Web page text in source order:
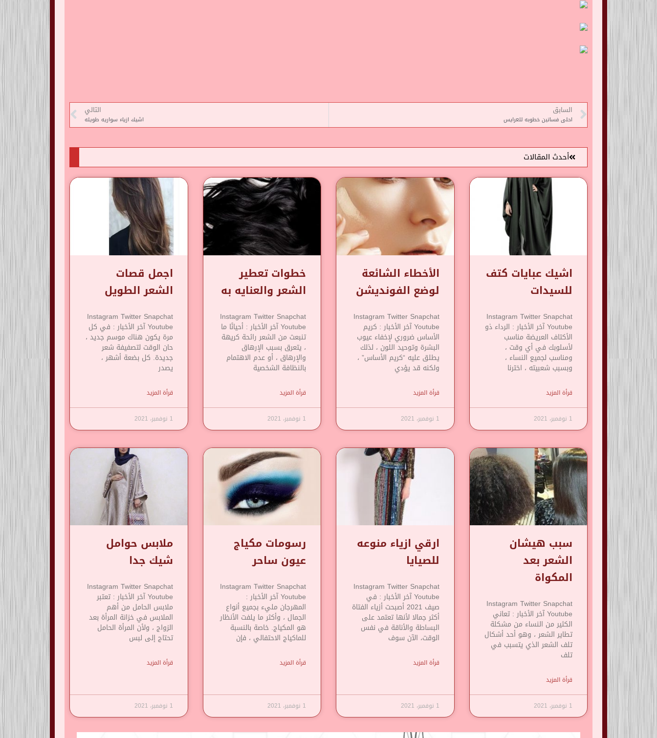
السابق
احلى فساتين خطوبه للعرايس
التالي
اشيك ازياء سواريه طويله
أحدث المقالات
اشيك عبايات كتف
للسيدات
Instagram Twitter Snapchat
Youtube آخر الأخبار : الرداء ذو
​​الأكتاف العريضة مناسب
لأسلوبك في أي وقت ،
ومناسب لجميع النساء ،
وبسبب شعبيته ، اخترنا
قرأة المزيد
1 نوفمبر، 2021
الأخطاء الشائعة
لوضع الفونديشن
Instagram Twitter Snapchat
Youtube آخر الأخبار : كريم
الأساس ضروري لإخفاء عيوب
البشرة وتوحيد اللون ، لذلك
يطلق عليه “كريم الأساس” ،
ولكنه قد يؤدي
قرأة المزيد
1 نوفمبر، 2021
خطوات تعطير
الشعر والعنايه به
Instagram Twitter Snapchat
Youtube آخر الأخبار : أحيانًا ما
تنبعث من الشعر رائحة كريهة
، يتعرق بسبب الإرهاق
والإرهاق ، أو عدم الاهتمام
بالنظافة الشخصية
قرأة المزيد
1 نوفمبر، 2021
اجمل قصات
الشعر الطويل
Instagram Twitter Snapchat
Youtube آخر الأخبار : في كل
مرة يكون هناك موسم جديد ،
حان الوقت لتصفيفة شعر
جديدة. كل بضعة أشهر ،
يصدر
قرأة المزيد
1 نوفمبر، 2021
سبب هيشان
الشعر بعد
المكواة
Instagram Twitter Snapchat
Youtube آخر الأخبار : تعاني
الكثير من النساء من مشكلة
تطاير الشعر ، وهو أحد أشكال
تلف الشعر الذي يتسبب في
تلف
قرأة المزيد
1 نوفمبر، 2021
ارقي ازياء منوعه
للصيايا
Instagram Twitter Snapchat
Youtube آخر الأخبار : في
صيف 2021 أصبحت أزياء الفتاة
أكثر جمالا لأنها تعتمد على
البساطة والأناقة في نفس
الوقت، الآن سوف
قرأة المزيد
1 نوفمبر، 2021
رسومات مكياج
عيون ساحر
Instagram Twitter Snapchat
Youtube آخر الأخبار :
المهرجان مليء بجميع أنواع
الجمال ، وأكثر ما يلفت الأنظار
هو المكياج. خاصة بالنسبة
للماكياج الاحتفالي ، فإن
قرأة المزيد
1 نوفمبر، 2021
ملابس حوامل
شيك جدا
Instagram Twitter Snapchat
Youtube آخر الأخبار : تعتبر
ملابس الحامل من أهم
الملابس في خزانة المرأة بعد
الزواج ، ولأن المرأة الحامل
تحتاج إلى لبس
قرأة المزيد
1 نوفمبر، 2021